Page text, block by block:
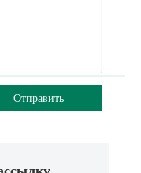
Отправить